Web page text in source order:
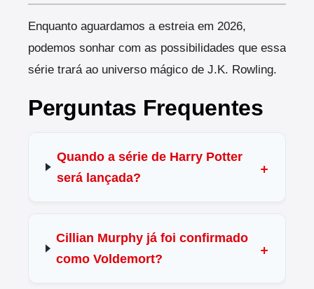
Enquanto aguardamos a estreia em 2026,
podemos sonhar com as possibilidades que essa
série trará ao universo mágico de J.K. Rowling.
Perguntas Frequentes
Quando a série de Harry Potter
será lançada?
Cillian Murphy já foi confirmado
como Voldemort?